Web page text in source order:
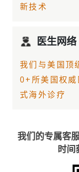
新技术
医生网络
我们与美国顶
0+所美国权
式海外诊疗
我们的专属客
时间